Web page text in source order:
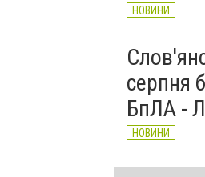
НОВИНИ
серпня
БпЛА -
НОВИНИ